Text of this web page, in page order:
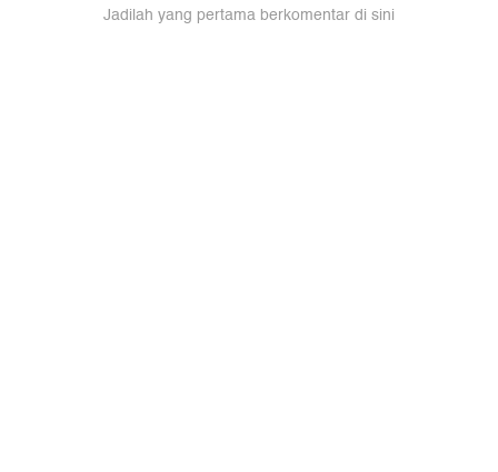
Jadilah yang pertama berkomentar di sini